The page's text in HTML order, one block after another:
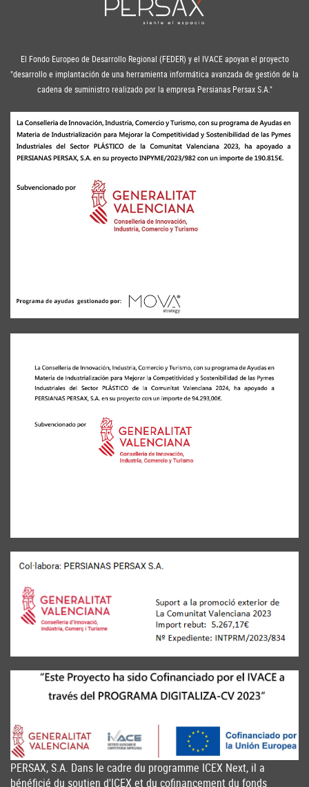
El Fondo Europeo de Desarrollo Regional (FEDER) y el IVACE apoyan el proyecto
"desarrollo e implantación de una herramienta informática avanzada de gestión de la
cadena de suministro realizado por la empresa Persianas Persax S.A."
PERSAX, S.A. Dans le cadre du programme ICEX Next, il a
bénéficié du soutien d'ICEX et du cofinancement du fonds